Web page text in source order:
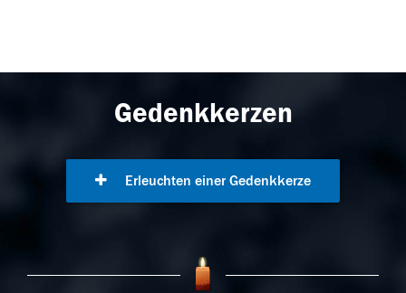
Gedenkkerzen
Erleuchten einer Gedenkkerze